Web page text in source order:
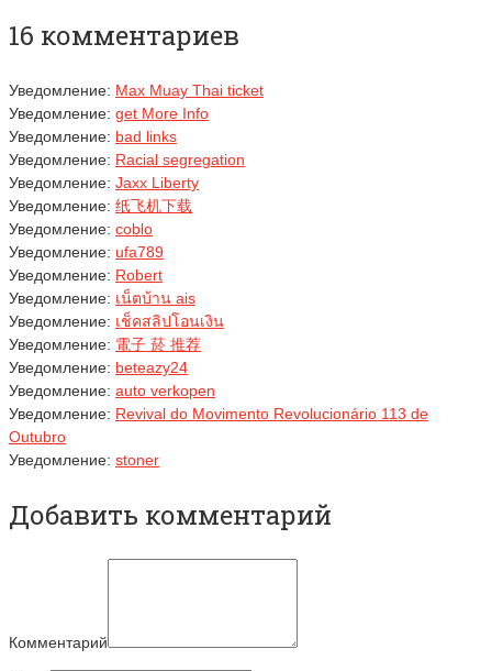
16 комментариев
Уведомление: Max Muay Thai ticket
Уведомление: get More Info
Уведомление: bad links
Уведомление: Racial segregation
Уведомление: Jaxx Liberty
Уведомление: 纸飞机下载
Уведомление: coblo
Уведомление: ufa789
Уведомление: Robert
Уведомление: เน็ตบ้าน ais
Уведомление: เช็คสลิปโอนเงิน
Уведомление: 電子 菸 推荐
Уведомление: beteazy24
Уведомление: auto verkopen
Уведомление: Revival do Movimento Revolucionário 113 de
Outubro
Уведомление: stoner
Добавить комментарий
Комментарий